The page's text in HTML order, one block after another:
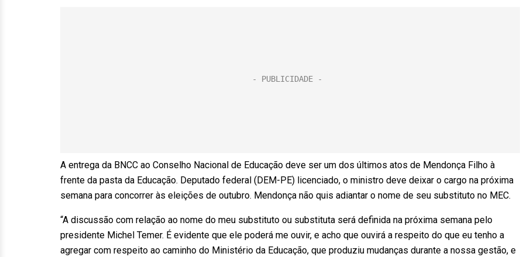
A entrega da BNCC ao Conselho Nacional de Educação deve ser um dos últimos atos de Mendonça Filho à
frente da pasta da Educação. Deputado federal (DEM-PE) licenciado, o ministro deve deixar o cargo na próxima
semana para concorrer às eleições de outubro. Mendonça não quis adiantar o nome de seu substituto no MEC.
“A discussão com relação ao nome do meu substituto ou substituta será definida na próxima semana pelo
presidente Michel Temer. É evidente que ele poderá me ouvir, e acho que ouvirá a respeito do que eu tenho a
agregar com respeito ao caminho do Ministério da Educação, que produziu mudanças durante a nossa gestão, e